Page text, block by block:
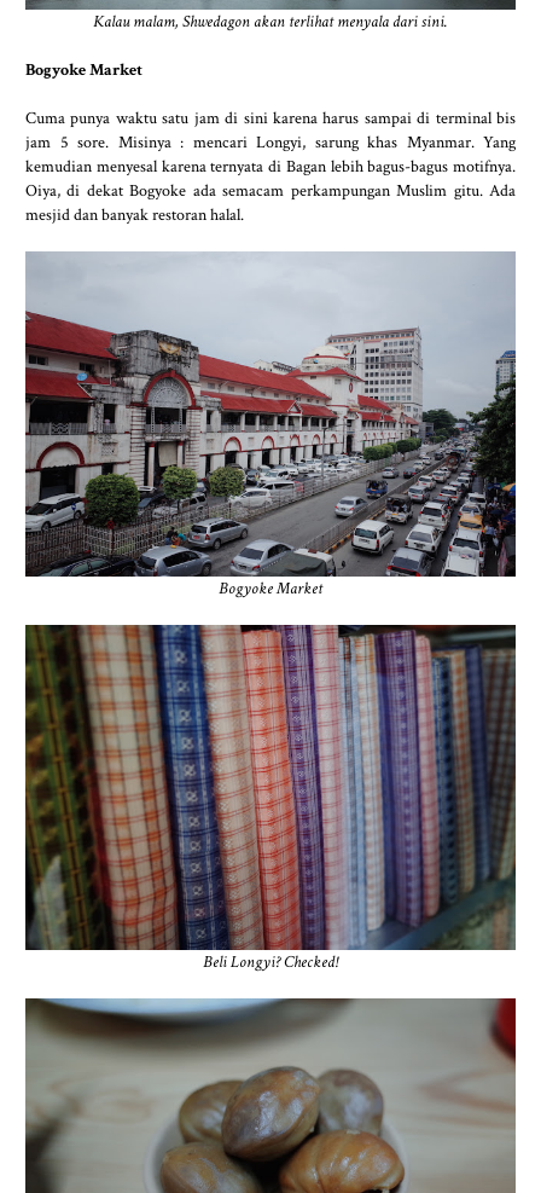
Kalau malam, Shwedagon akan terlihat menyala dari sini.
Bogyoke Market
Cuma punya waktu satu jam di sini karena harus sampai di terminal bis
jam 5 sore. Misinya : mencari Longyi, sarung khas Myanmar. Yang
kemudian menyesal karena ternyata di Bagan lebih bagus-bagus motifnya.
Oiya, di dekat Bogyoke ada semacam perkampungan Muslim gitu. Ada
mesjid dan banyak restoran halal.
Bogyoke Market
Beli Longyi? Checked!